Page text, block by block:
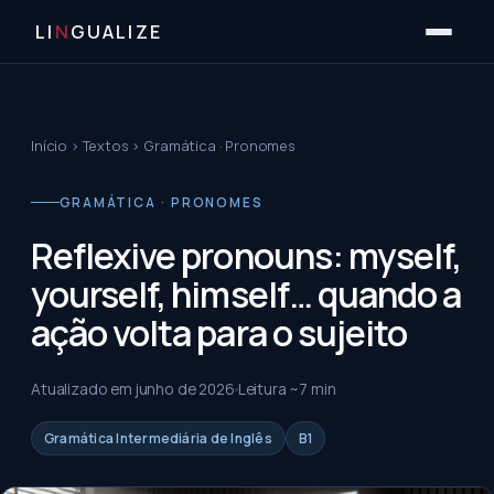
LI NGUALIZE
Início ›Textos › Gramática · Pronomes
GRAMÁTICA · PRONOMES
Reflexive pronouns: myself,
yourself, himself… quando a
ação volta para o sujeito
Atualizado em junho de 2026Leitura ~7 min
Gramática Intermediária de Inglês B1